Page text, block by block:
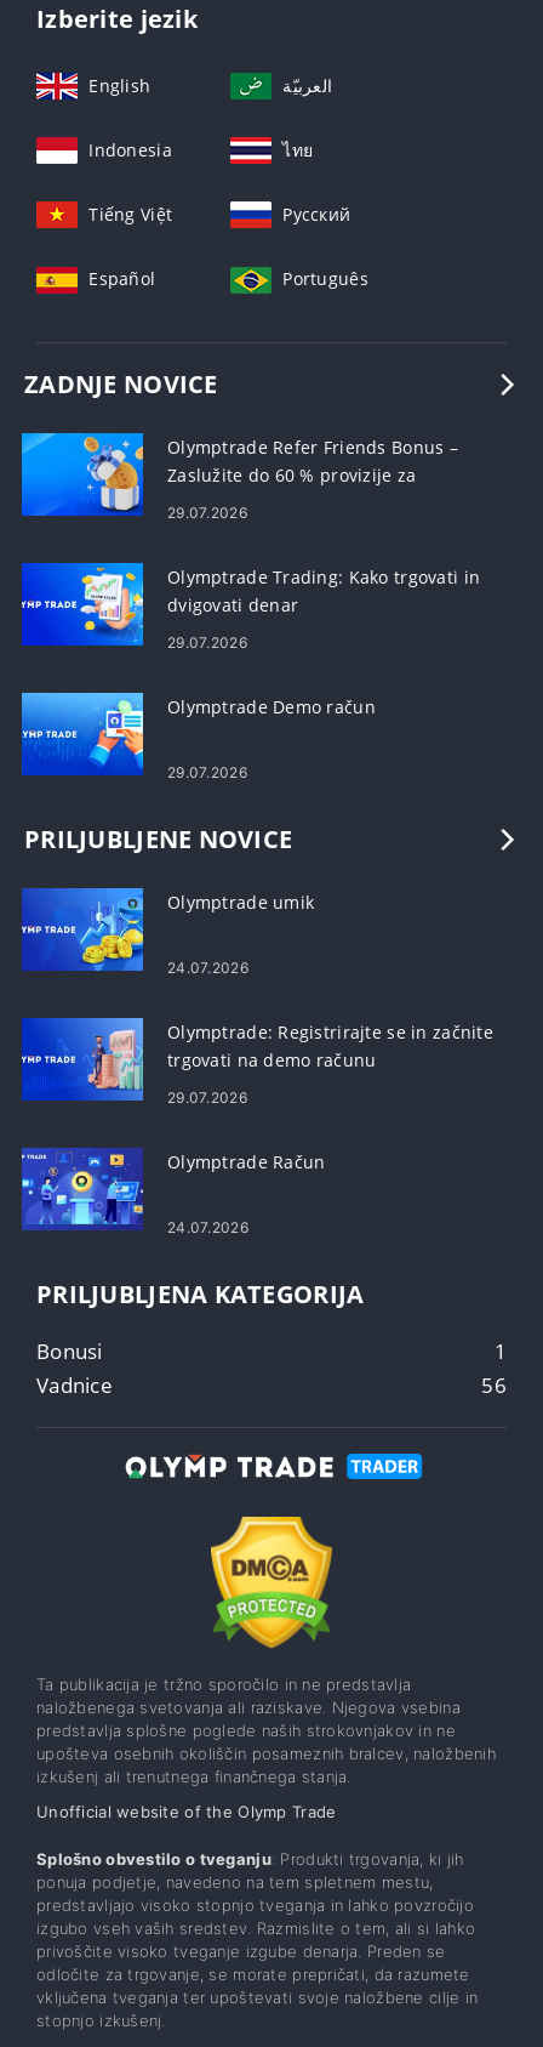
Izberite jezik
English العربيّة
Indonesia ไทย
Tiếng Việt Русский
Español Português
ZADNJE NOVICE
Olymptrade Refer Friends Bonus –
Zaslužite do 60 % provizije za
priporočila
29.07.2026
Olymptrade Trading: Kako trgovati in
dvigovati denar
29.07.2026
Olymptrade Demo račun
29.07.2026
PRILJUBLJENE NOVICE
Olymptrade umik
24.07.2026
Olymptrade: Registrirajte se in začnite
trgovati na demo računu
29.07.2026
Olymptrade Račun
24.07.2026
PRILJUBLJENA KATEGORIJA
Bonusi
1
Vadnice
56
Ta publikacija je tržno sporočilo in ne predstavlja
naložbenega svetovanja ali raziskave. Njegova vsebina
predstavlja splošne poglede naših strokovnjakov in ne
upošteva osebnih okoliščin posameznih bralcev, naložbenih
izkušenj ali trenutnega finančnega stanja.
Unofficial website of the Olymp Trade
Splošno obvestilo o tveganju: Produkti trgovanja, ki jih
ponuja podjetje, navedeno na tem spletnem mestu,
predstavljajo visoko stopnjo tveganja in lahko povzročijo
izgubo vseh vaših sredstev. Razmislite o tem, ali si lahko
privoščite visoko tveganje izgube denarja. Preden se
odločite za trgovanje, se morate prepričati, da razumete
vključena tveganja ter upoštevati svoje naložbene cilje in
stopnjo izkušenj.